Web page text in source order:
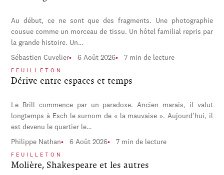
Au début, ce ne sont que des fragments. Une photographie
cousue comme un morceau de tissu. Un hôtel familial repris par
la grande histoire. Un…
Sébastien Cuvelier 6 Août 2026 7 min de lecture
FEUILLETON
Dérive entre espaces et temps
Le Brill commence par un paradoxe. Ancien marais, il valut
longtemps à Esch le surnom de « la mauvaise ». Aujourd’hui, il
est devenu le quartier le…
Philippe Nathan 6 Août 2026 7 min de lecture
FEUILLETON
Molière, Shakespeare et les autres